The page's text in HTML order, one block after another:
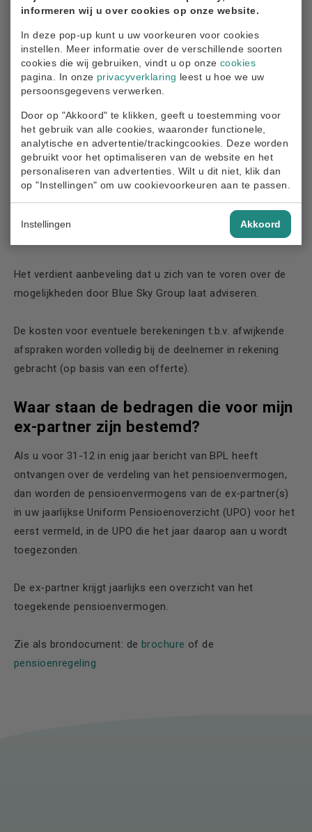
informeren wij u over cookies op onze website.
In deze pop-up kunt u uw voorkeuren voor cookies
instellen. Meer informatie over de verschillende soorten
cookies die wij gebruiken, vindt u op onze cookies
pagina. In onze privacyverklaring leest u hoe we uw
persoonsgegevens verwerken.
Door op "Akkoord" te klikken, geeft u toestemming voor
het gebruik van alle cookies, waaronder functionele,
analytische en advertentie/trackingcookies. Deze worden
gebruikt voor het optimaliseren van de website en het
personaliseren van advertenties. Wilt u dit niet, klik dan
op "Instellingen" om uw cookievoorkeuren aan te passen.
Instellingen Akkoord
partnerpensioen (= 70% van het op de
pensioenrekendatum (68 jaar) te bereiken
ouderdomspensioen). Als er op de (vervroegde)
pensioendatum geen (nieuwe) partner is, dan krijgt de
deelnemer de mogelijkheid het partnerpensioen tegen een
hoger ouderdomspensioen om te zetten.
Afwijkende afspraken
In een notarieel verleden echtscheidingsconvenant kunnen
pensioenverdeling. Ook kan de ex-partner afstand doen
Het verdient aanbeveling dat u zich van te voren over de
mogelijkheden door Blue Sky Group laat adviseren.
De kosten voor eventuele berekeningen t.b.v. afwijkende
afspraken worden volledig bij de deelnemer in rekening
gebracht (op basis van een offerte).
Waar staan de bedragen die voor mijn
ex-partner zijn bestemd?
Als u voor 31-12 in enig jaar bericht van BPL heeft
ontvangen over de verdeling van het pensioenvermogen,
dan worden de pensioenvermogens van de ex-partner(s)
in uw jaarlijkse Uniform Pensioenoverzicht (UPO) voor het
eerst vermeld, in de UPO die het jaar daarop aan u wordt
toegezonden.
De ex-partner krijgt jaarlijks een overzicht van het
toegekende pensioenvermogen.
Zie als brondocument: debrochure of de
pensioenregeling